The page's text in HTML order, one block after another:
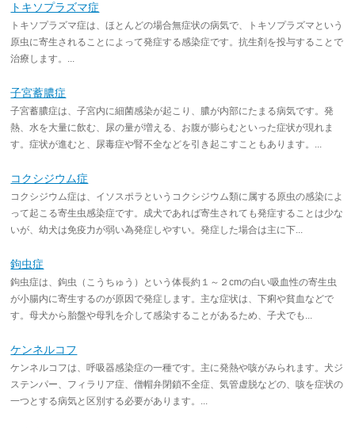
トキソプラズマ症
トキソプラズマ症は、ほとんどの場合無症状の病気で、トキソプラズマという
原虫に寄生されることによって発症する感染症です。抗生剤を投与することで
治療します。...
子宮蓄膿症
子宮蓄膿症は、子宮内に細菌感染が起こり、膿が内部にたまる病気です。発
熱、水を大量に飲む、尿の量が増える、お腹が膨らむといった症状が現れま
す。症状が進むと、尿毒症や腎不全などを引き起こすこともあります。...
コクシジウム症
コクシジウム症は、イソスポラというコクシジウム類に属する原虫の感染によ
って起こる寄生虫感染症です。成犬であれば寄生されても発症することは少な
いが、幼犬は免疫力が弱い為発症しやすい。発症した場合は主に下...
鉤虫症
鉤虫症は、鉤虫（こうちゅう）という体長約１～２cmの白い吸血性の寄生虫
が小腸内に寄生するのが原因で発症します。主な症状は、下痢や貧血などで
す。母犬から胎盤や母乳を介して感染することがあるため、子犬でも...
ケンネルコフ
ケンネルコフは、呼吸器感染症の一種です。主に発熱や咳がみられます。犬ジ
ステンパー、フィラリア症、僧帽弁閉鎖不全症、気管虚脱などの、咳を症状の
一つとする病気と区別する必要があります。...